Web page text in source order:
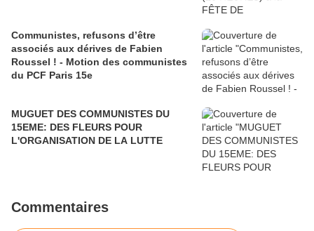
Communistes, refusons d’être
associés aux dérives de Fabien
Roussel ! - Motion des communistes
du PCF Paris 15e
MUGUET DES COMMUNISTES DU
15EME: DES FLEURS POUR
L'ORGANISATION DE LA LUTTE
Commentaires